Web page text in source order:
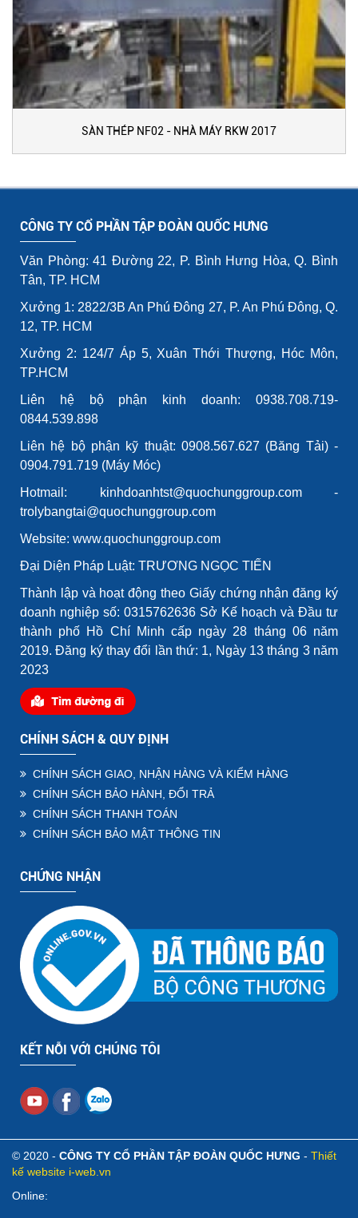
SÀN THÉP NF02 - NHÀ MÁY RKW 2017
CÔNG TY CỔ PHẦN TẬP ĐOÀN QUỐC HƯNG
Văn Phòng: 41 Đường 22, P. Bình Hưng Hòa, Q. Bình
Tân, TP. HCM
Xưởng 1: 2822/3B An Phú Đông 27, P. An Phú Đông, Q.
12, TP. HCM
Xưởng 2: 124/7 Áp 5, Xuân Thới Thượng, Hóc Môn,
TP.HCM
Liên hệ bộ phận kinh doanh: 0938.708.719-
0844.539.898
Liên hệ bộ phận kỹ thuật: 0908.567.627 (Băng Tải) -
0904.791.719 (Máy Móc)
Hotmail: kinhdoanhtst@quochunggroup.com -
trolybangtai@quochunggroup.com
Website: www.quochunggroup.com
Đại Diện Pháp Luật: TRƯƠNG NGỌC TIẾN
Thành lập và hoạt động theo Giấy chứng nhận đăng ký
doanh nghiệp số: 0315762636 Sở Kế hoạch và Đầu tư
thành phố Hồ Chí Minh cấp ngày 28 tháng 06 năm
2019. Đăng ký thay đổi lần thứ: 1, Ngày 13 tháng 3 năm
2023
CHÍNH SÁCH & QUY ĐỊNH
CHÍNH SÁCH GIAO, NHẬN HÀNG VÀ KIỂM HÀNG
CHÍNH SÁCH BẢO HÀNH, ĐỔI TRẢ
CHÍNH SÁCH THANH TOÁN
CHÍNH SÁCH BẢO MẬT THÔNG TIN
CHỨNG NHẬN
KẾT NỖI VỚI CHÚNG TÔI
© 2020 - CÔNG TY CỔ PHẦN TẬP ĐOÀN QUỐC HƯNG - Thiết
kế website i-web.vn
Online: